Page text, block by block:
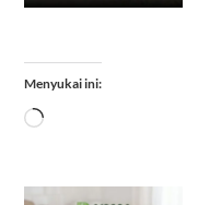
Menyukai ini:
Memuat...